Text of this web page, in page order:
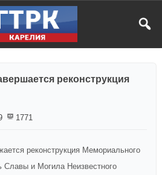
реконструкция
1771
реконструкция Мемориального
Славы и Могила Неизвестного